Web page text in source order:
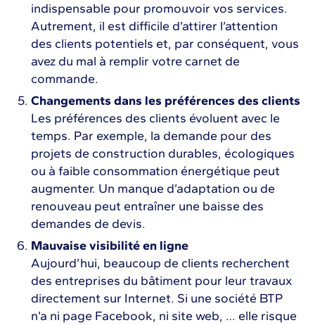
indispensable pour promouvoir vos services.
Autrement, il est difficile d’attirer l’attention
des clients potentiels et, par conséquent, vous
avez du mal à remplir votre carnet de
commande.
Changements dans les préférences des clients
Les préférences des clients évoluent avec le
temps. Par exemple, la demande pour des
projets de construction durables, écologiques
ou à faible consommation énergétique peut
augmenter. Un manque d’adaptation ou de
renouveau peut entraîner une baisse des
demandes de devis.
Mauvaise visibilité en ligne
Aujourd’hui, beaucoup de clients recherchent
des entreprises du bâtiment pour leur travaux
directement sur Internet. Si une société BTP
n’a ni page Facebook, ni site web, … elle risque